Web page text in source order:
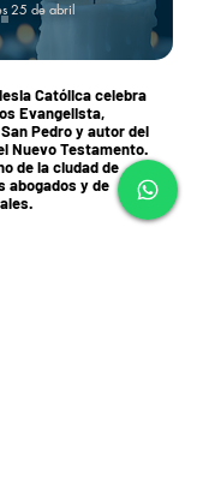
25 de abril
Católica celebra
Evangelista,
Pedro y autor del
Nuevo Testamento.
de la ciudad de
abogados y de